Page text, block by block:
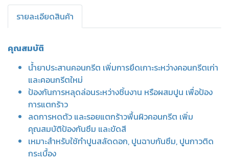
รายละเอียดสินค้า
คุณสมบัติ
น้ำยาประสานคอนกรีต เพิ่มการยึดเกาะระหว่างคอนกรีตเก่า
และคอนกรีตใหม่
ป้องกันการหลุดล่อนระหว่างชิ้นงาน หรือผสมปูน เพื่อป้อง
การแตกร้าว
ลดการหดตัว และรอยแตกร้าวพื้นผิวคอนกรีต เพิ่ม
คุณสมบัติป้องกันซึม และขัดสี
เหมาะสำหรับใช้ทำปูนสลัดดอก, ปูนฉาบกันซึม, ปูนกาวติด
กระเบื้อง